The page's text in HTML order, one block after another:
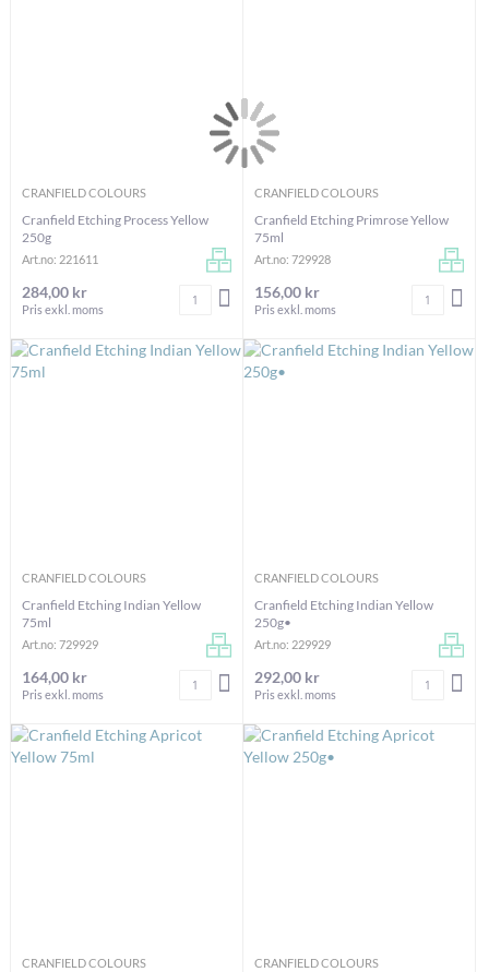
CRANFIELD COLOURS
Cranfield Etching Process Yellow
250g
Art.no: 221611
284,00 kr
Pris exkl. moms
Antal LÄGG I VARUKORGEN
CRANFIELD COLOURS
Cranfield Etching Primrose Yellow
75ml
Art.no: 729928
156,00 kr
Pris exkl. moms
Antal
CRANFIELD COLOURS
Cranfield Etching Indian Yellow
75ml
Art.no: 729929
164,00 kr
Pris exkl. moms
Antal LÄGG I VARUKORGEN
CRANFIELD COLOURS
Cranfield Etching Indian Yellow
250g•
Art.no: 229929
292,00 kr
Pris exkl. moms
Antal
CRANFIELD COLOURS CRANFIELD COLOURS